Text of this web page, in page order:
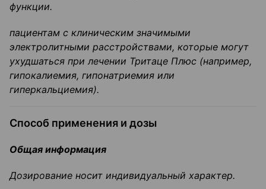
функции.
пациентам с клиническим значимыми
электролитными расстройствами, которые могут
ухудшаться при лечении Тритаце Плюс (например,
гипокалиемия, гипонатриемия или
гиперкальциемия).
Способ применения и дозы
Общая информация
Дозирование носит индивидуальный характер.